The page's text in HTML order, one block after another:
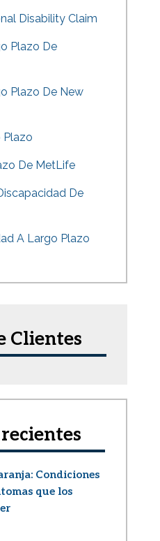
Disability Claim
Plazo De
Plazo De New
Plazo
De MetLife
De
A Largo Plazo
Clientes
Condiciones
que los